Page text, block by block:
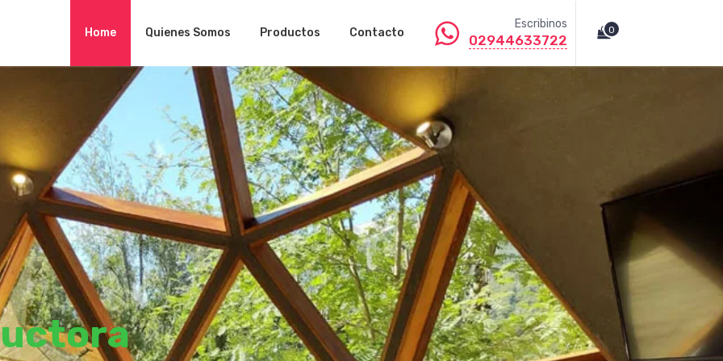
Home Quienes Somos Productos Contacto
Escribinos
02944633722
0